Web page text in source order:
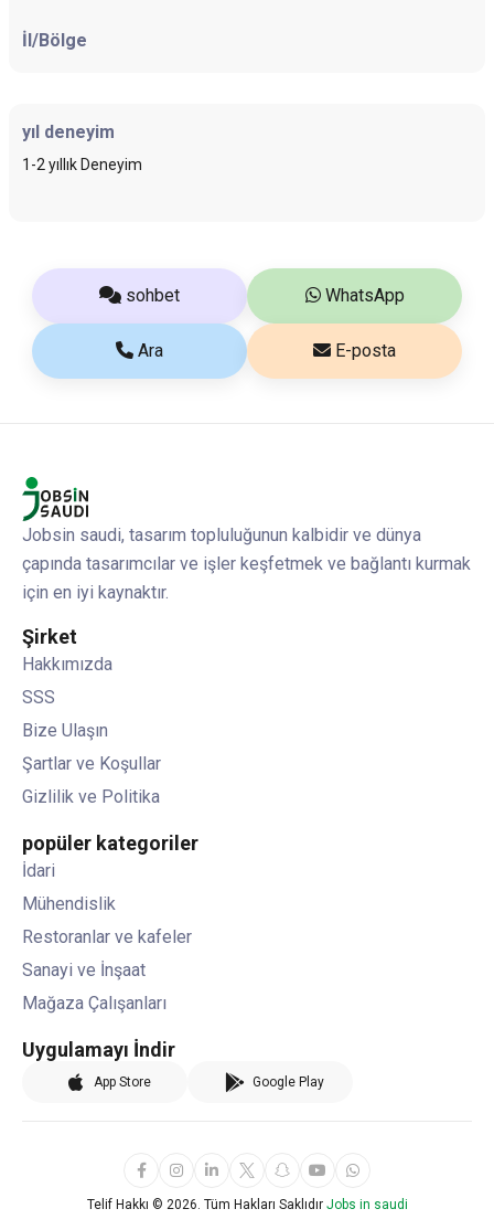
İl/Bölge
yıl deneyim
1-2 yıllık Deneyim
sohbet WhatsApp
Ara E-posta
Jobsin saudi, tasarım topluluğunun kalbidir ve dünya
çapında tasarımcılar ve işler keşfetmek ve bağlantı kurmak
için en iyi kaynaktır.
Şirket
Hakkımızda
SSS
Bize Ulaşın
Şartlar ve Koşullar
Gizlilik ve Politika
popüler kategoriler
İdari
Mühendislik
Restoranlar ve kafeler
Sanayi ve İnşaat
Mağaza Çalışanları
Uygulamayı İndir
App Store Google Play
Telif Hakkı © 2026. Tüm Hakları Saklıdır Jobs in saudi